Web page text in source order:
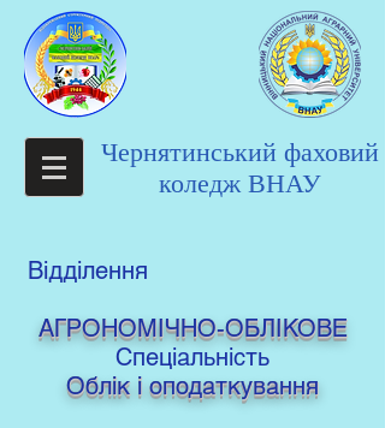
Чернятинський фаховий
коледж ВНАУ
Відділення
АГРОНОМІЧНО-ОБЛІКОВЕ
Спеціальність
Облік і оподаткування